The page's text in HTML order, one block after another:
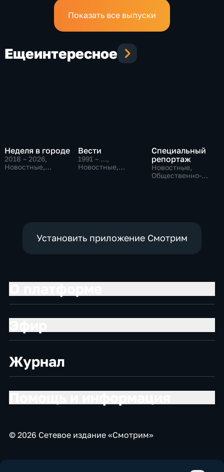
Показать все выпуски
Ещеинтересное
Неделя в городе
2018 – 2026,
Новостные,
Вести
1991 – …,
Новостные,
Специальный
репортаж
Новостные,
Общественно-
Установить приложение Смотрим
Журнал
© 2026 Сетевое издание «Смотрим»